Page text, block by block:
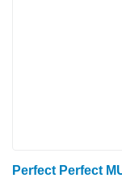
Perfect Perfect